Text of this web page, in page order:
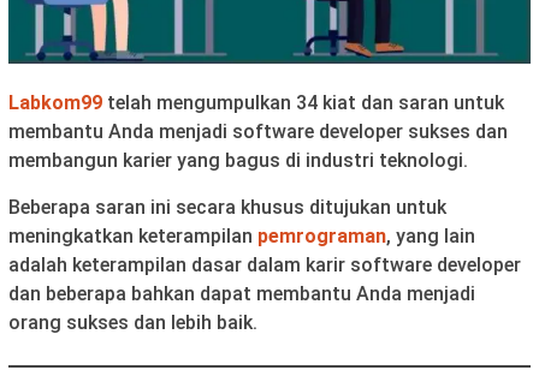
Labkom99 telah mengumpulkan 34 kiat dan saran untuk
membantu Anda menjadi software developer sukses dan
membangun karier yang bagus di industri teknologi.
Beberapa saran ini secara khusus ditujukan untuk
meningkatkan keterampilan pemrograman, yang lain
adalah keterampilan dasar dalam karir software developer
dan beberapa bahkan dapat membantu Anda menjadi
orang sukses dan lebih baik.